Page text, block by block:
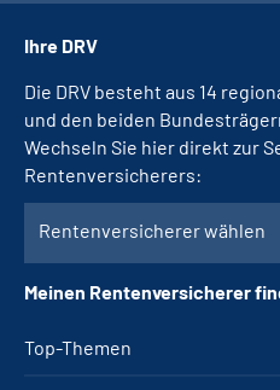
Top-Themen
Ihre DRV
Die DRV besteht aus 14
und den beiden
Wechseln Sie hier direkt zur
Rentenversicherers:
Rentenversicherer wählen
Meinen Rentenversicherer